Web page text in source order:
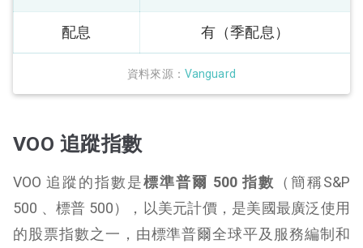
資料來源： Vanguard
配息 有（季配息）
VOO 追蹤指數
VOO 追蹤的指數是標準普爾 500 指數 （簡稱S&P
500 、標普 500），以美元計價，是美國最廣泛使用
的股票指數之一，由標準普爾全球平及服務編制和